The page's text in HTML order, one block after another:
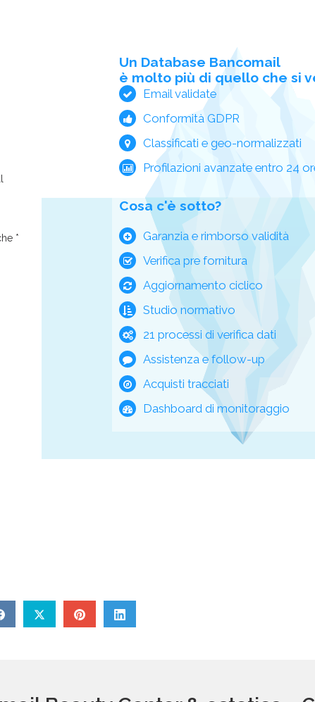
*
Un Database Bancomail
è molto più di quello che si
Email validate
Conformità GDPR
Classificati e geo-normalizzati
Profilazioni avanzate entro 24
Cosa c'è sotto?
Garanzia e rimborso validità
Verifica pre fornitura
Aggiornamento ciclico
Studio normativo
21 processi di verifica dati
Assistenza e follow-up
Acquisti tracciati
Dashboard di monitoraggio